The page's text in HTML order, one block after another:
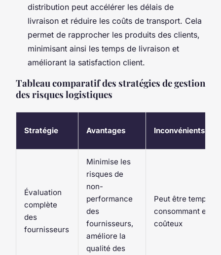
distribution peut accélérer les délais de
livraison et réduire les coûts de transport. Cela
permet de rapprocher les produits des clients,
minimisant ainsi les temps de livraison et
améliorant la satisfaction client.
Tableau comparatif des stratégies de gestion
des risques logistiques
Stratégie Avantages Inconvénients
Évaluation
complète
des
fournisseurs
Minimise les
risques de
non-
performance
des
fournisseurs,
améliore la
qualité des
Peut être temps
consommant et
coûteux